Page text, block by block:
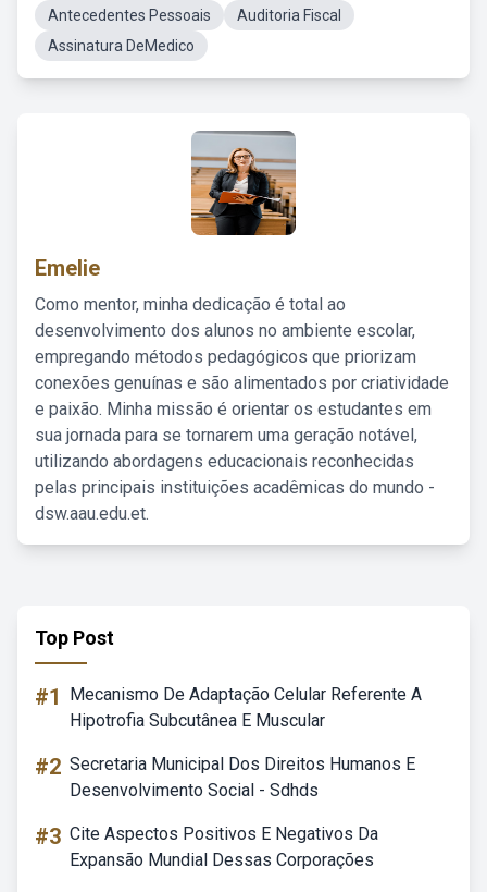
Antecedentes Pessoais
Auditoria Fiscal
Assinatura DeMedico
Emelie
Como mentor, minha dedicação é total ao
desenvolvimento dos alunos no ambiente escolar,
empregando métodos pedagógicos que priorizam
conexões genuínas e são alimentados por criatividade
e paixão. Minha missão é orientar os estudantes em
sua jornada para se tornarem uma geração notável,
utilizando abordagens educacionais reconhecidas
pelas principais instituições acadêmicas do mundo -
dsw.aau.edu.et.
Top Post
#1
Mecanismo De Adaptação Celular Referente A
Hipotrofia Subcutânea E Muscular
#2 Secretaria Municipal Dos Direitos Humanos E
Desenvolvimento Social - Sdhds
#3 Cite Aspectos Positivos E Negativos Da
Expansão Mundial Dessas Corporações